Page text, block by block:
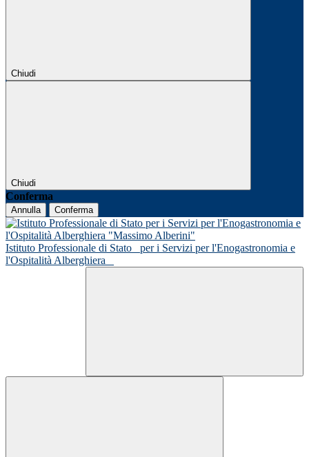
Chiudi
Chiudi
Conferma
Annulla Conferma
Istituto Professionale di Stato
per i Servizi per l'Enogastronomia e
l'Ospitalità Alberghiera